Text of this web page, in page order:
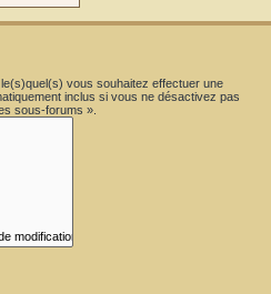
vous souhaitez effectuer une
inclus si vous ne désactivez pas
sous-forums ».